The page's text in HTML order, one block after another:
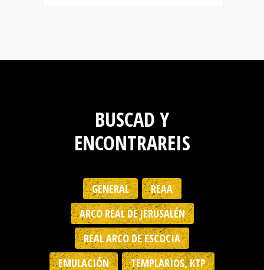
BUSCAD Y
ENCONTRAREIS
GENERAL
REAA
ARCO REAL DE JERUSALÉN
REAL ARCO DE ESCOCIA
EMULACIÓN
TEMPLARIOS, KTP